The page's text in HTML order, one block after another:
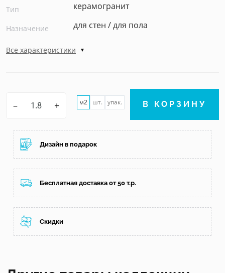
Тип керамогранит
Назначение для стен / для пола
Все характеристики
– + м2 шт. упак. В КОРЗИНУ
Дизайн в подарок
Бесплатная доставка от 50 т.р.
Скидки